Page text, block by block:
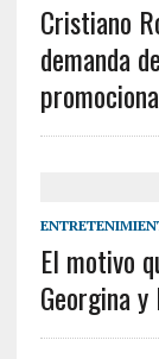
Cristiano
demanda
El motivo
Georgina